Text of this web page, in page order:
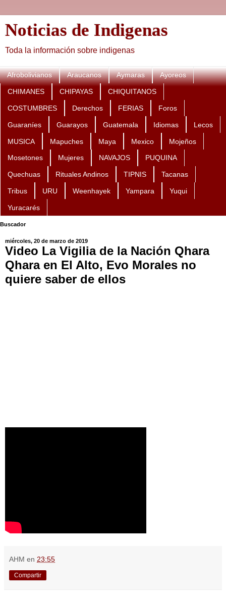
Noticias de Indigenas
Toda la información sobre indigenas
Afrobolivianos Araucanos Aymaras Ayoreos
CHIMANES CHIPAYAS CHIQUITANOS
COSTUMBRES Derechos FERIAS Foros
Guaraníes Guarayos Guatemala Idiomas Lecos
MUSICA Mapuches Maya Mexico Mojeños
Mosetones Mujeres NAVAJOS PUQUINA
Quechuas Rituales Andinos TIPNIS Tacanas
Tribus URU Weenhayek Yampara Yuqui
Yuracarés
Buscador
miércoles, 20 de marzo de 2019
Video La Vigilia de la Nación Qhara
Qhara en El Alto, Evo Morales no
quiere saber de ellos
AHM en 23:55
Compartir